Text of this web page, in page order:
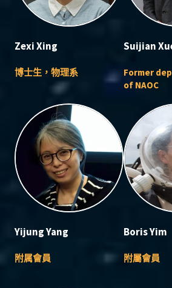
Zexi Xing
博士生，物理系
Suijian
Former
of NAOC
Yijung Yang
附属會員
Boris Yim
附屬會員